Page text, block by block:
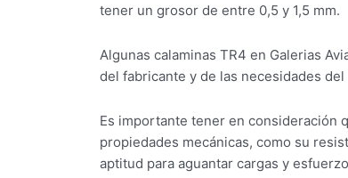
tener un grosor de entre 0,5 y 1,5 mm.
Algunas calaminas TR4 en Galerias
del fabricante y de las necesidades
Es importante tener en consideración
propiedades mecánicas, como su
aptitud para aguantar cargas y